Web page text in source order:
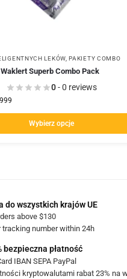
LEKÓW,PAKIETY COMBO
Superb Combo Pack
0- 0 reviews
Wybierz opcje
do wszystkich krajów UE
above $130
tracking number within 24h
bezpieczna płatność
IBAN SEPA PayPal
kryptowalutami rabat 23% na